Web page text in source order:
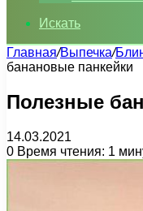
Искать
Главная/Выпечка/
банановые панкейки
Полезные
14.03.2021
0 Время чтения: 1